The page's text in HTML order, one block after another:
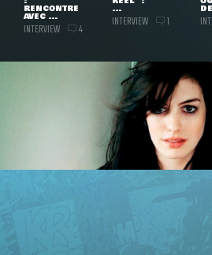
RENCONTRE
AVEC ...
INTERVIEW 4
...
INTERVIEW 1